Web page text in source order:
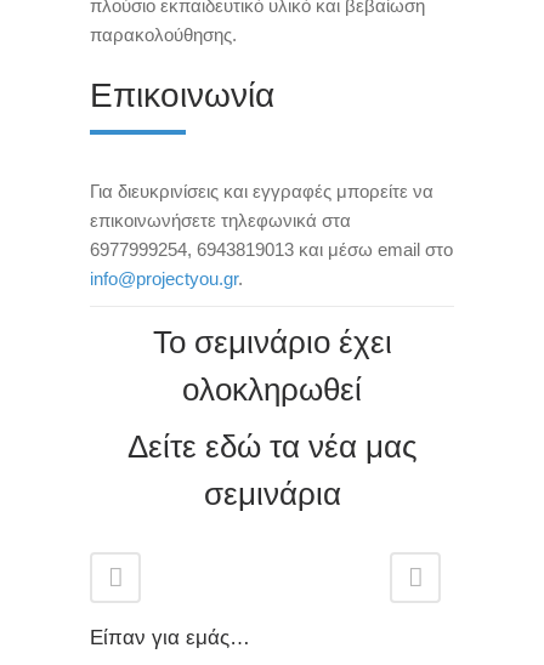
πλούσιο εκπαιδευτικό υλικό και βεβαίωση
παρακολούθησης.
Επικοινωνία
Για διευκρινίσεις και εγγραφές μπορείτε να
επικοινωνήσετε τηλεφωνικά στα
6977999254, 6943819013 και μέσω email στο
info@projectyou.gr.
Το σεμινάριο έχει
ολοκληρωθεί
Δείτε εδώ τα νέα μας
σεμινάρια
Είπαν για εμάς…